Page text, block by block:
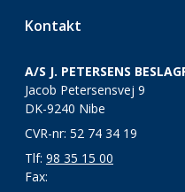
Kontakt
A/S J. PETERSENS
Jacob Petersensvej 9
DK-9240 Nibe
CVR-nr: 52 74 34 19
Tlf: 98 35 15 00
Fax: